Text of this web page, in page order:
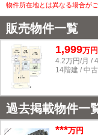
物件所在地とは異なる場合がご
販売物件一覧
1,999万円
4.2万円/月 /
14階建 / 中
過去掲載物件一
***万円